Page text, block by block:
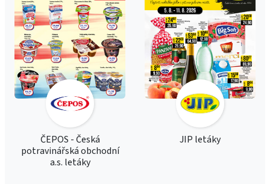
ČEPOS - Česká
potravinářská obchodní
a.s. letáky
JIP letáky